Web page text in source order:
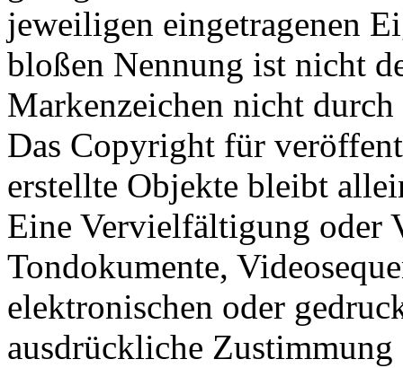
jeweiligen eingetragenen
bloßen Nennung ist nicht
Markenzeichen nicht
Das Copyright für
erstellte Objekte bleibt
Eine Vervielfältigung oder
Tondokumente,
elektronischen oder
ausdrückliche Zustimmung